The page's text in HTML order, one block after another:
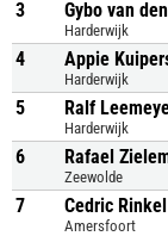
3 Gybo van
Harderwijk
4 Appie
Harderwijk
5 Ralf
Harderwijk
6 Rafael
Zeewolde
7 Cedric Rinkel
Amersfoort